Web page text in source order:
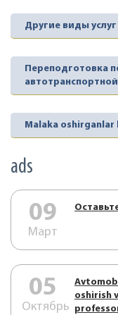
Другие виды услуг
Переподготовка
Malaka oshirganlar
ads
09
Март
05
Октябрь
оshirish